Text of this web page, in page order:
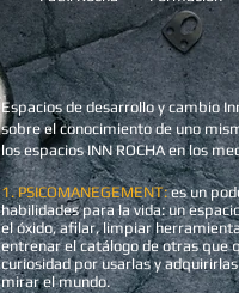
Espacios de desarrollo y cambio
sobre el conocimiento de uno
los espacios INN ROCHA en los
1. PSICOMANEGEMENT:es un
habilidades para la vida: un
el óxido, afilar, limpiar
entrenar el catálogo de otras que
curiosidad por usarlas y
mirar el mundo.